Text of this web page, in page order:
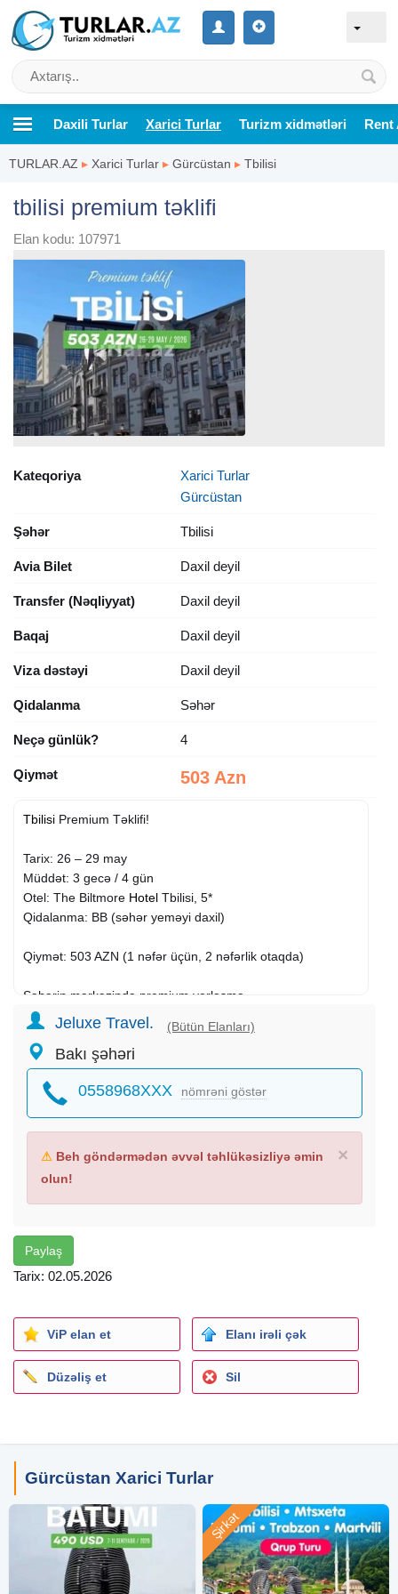
Daxili Turlar Xarici Turlar Turizm xidmətləri Rent
TURLAR.AZ ▸ Xarici Turlar ▸ Gürcüstan ▸ Tbilisi
tbilisi premium təklifi
Elan kodu: 107971
Kateqoriya
Xarici Turlar
Gürcüstan
Şəhər Tbilisi
Avia Bilet Daxil deyil
Transfer (Nəqliyyat) Daxil deyil
Baqaj Daxil deyil
Viza dəstəyi Daxil deyil
Qidalanma Səhər
Neçə günlük? 4
Qiymət 503 Azn
Tbilisi Premium Təklifi!
Tarix: 26 – 29 may
Müddət: 3 gecə / 4 gün
Otel: The Biltmore Hotel Tbilisi, 5*
Qidalanma: BB (səhər yeməyi daxil)
Qiymət: 503 AZN (1 nəfər üçün, 2 nəfərlik otaqda)
Şəhərin mərkəzində premium yerləşmə
5* komfort və yüksək xidmət səviyyəsi
Qısa müddətli lüks istirahət üçün ideal seçim
Qeyd: Qiymətlər dinamikdir və rezervasiya anına görə
dəyişə bilər.
Ətraflı məlumat və rezervasiya üçün bizimlə əlaqə saxlayın!
Jeluxe Travel. (Bütün Elanları)
Bakı şəhəri
0558968XXX nömrəni göstər
×
⚠ Beh göndərmədən əvvəl təhlükəsizliyə əmin
olun!
Paylaş
Tarix: 02.05.2026
ViP elan et Elanı irəli çək
Düzəliş et Sil
Gürcüstan Xarici Turlar
Şirkət